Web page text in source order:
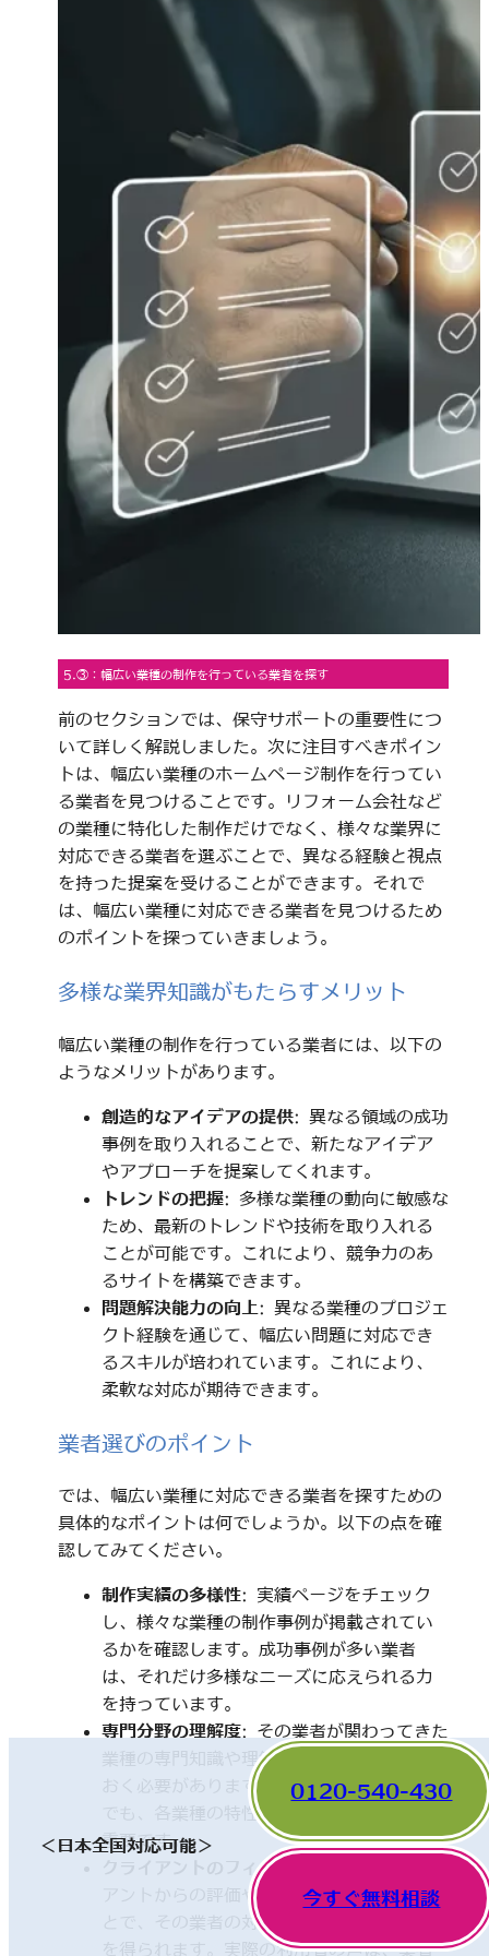
5.③：幅広い業種の制作を行っている業者を探す
前のセクションでは、保守サポートの重要性につ
いて詳しく解説しました。次に注目すべきポイン
トは、幅広い業種のホームページ制作を行ってい
る業者を見つけることです。リフォーム会社など
の業種に特化した制作だけでなく、様々な業界に
対応できる業者を選ぶことで、異なる経験と視点
を持った提案を受けることができます。それで
は、幅広い業種に対応できる業者を見つけるため
のポイントを探っていきましょう。
多様な業界知識がもたらすメリット
幅広い業種の制作を行っている業者には、以下の
ようなメリットがあります。
創造的なアイデアの提供: 異なる領域の成功
事例を取り入れることで、新たなアイデア
やアプローチを提案してくれます。
トレンドの把握: 多様な業種の動向に敏感な
ため、最新のトレンドや技術を取り入れる
ことが可能です。これにより、競争力のあ
るサイトを構築できます。
問題解決能力の向上: 異なる業種のプロジェ
クト経験を通じて、幅広い問題に対応でき
るスキルが培われています。これにより、
柔軟な対応が期待できます。
業者選びのポイント
では、幅広い業種に対応できる業者を探すための
具体的なポイントは何でしょうか。以下の点を確
認してみてください。
制作実績の多様性: 実績ページをチェック
し、様々な業種の制作事例が掲載されてい
るかを確認します。成功事例が多い業者
は、それだけ多様なニーズに応えられる力
を持っています。
専門分野の理解度: その業者が関わってきた
業種の専門知識や理解度についても触れて
おく必要があります。一見、異なった分野
でも、各業種の特性を理解していることが
重要です。
クライアントのフィードバック
アントからの評価やレビューを確認するこ
とで、その業者の対応や成果に関する情報
を得られます。実際の利用者の声は、業者
＜日本全国対応可能＞
0120-540-430
今すぐ無料相談